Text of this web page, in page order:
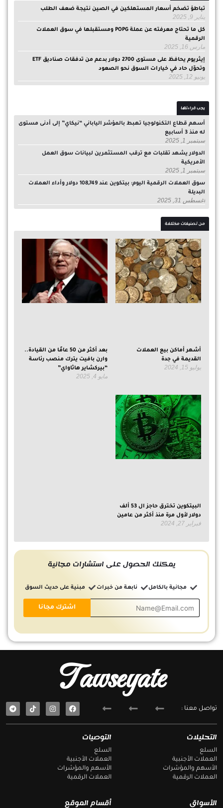
تباطؤ تضخم أسعار المستهلكين في الصين نتيجة ضعف الطلب
يناير 9, 2025
كل ما تحتاج معرفته عن عملة POPG ومستقبلها في سوق العملات
الرقمية
مارس 16, 2025
إيثريوم يحافظ على مستوى 2700 دولار بدعم من تدفقات صناديق ETF
وتحوّل حاد في خيارات السوق نحو الصعود
يونيو 12, 2025
يجب قراءتها
أسهم قطاع التكنولوجيا تهبط بالمؤشر الياباني “نيكاي” إلى أدنى مستوى
له منذ 3 أسابيع
سبتمبر 1, 2025
الدولار يشهد تقلبات مع ترقب المستثمرين لبيانات سوق العمل
الأمريكية
سبتمبر 1, 2025
سوق العملات الرقمية اليوم: بيتكوين عند 108,749 دولار وأداء العملات
البديلة
أغسطس 31, 2025
من تصنيفات مختلفة
أشهر أماكن بيع العملات
القديمة في جدة
يوليو 15, 2024
بعد أكثر من 50 عامًا من القيادة..
وارن بافيت يترك منصب رئاسة
“بيركشاير هاثاواي”
مايو 4, 2025
البيتكوين تخترق حاجز ال 53 ألف
دولار لأول مرة منذ أكثر من عامين
فبراير 27, 2024
يمكنك الحصول على استشارات مجانية
مجانية بالكامل نابعة من خبرات مبنية على حديث السوق
أقسام الموقع الأسواق
التوصيات
السلع
العملات الأجنبية
الأسهم والمؤشرات
العملات الرقمية
التحليلات
السلع
العملات الأجنبية
الأسهم والمؤشرات
العملات الرقمية
Tawseyate
تواصل معنا :
F
a
e
T
e
e